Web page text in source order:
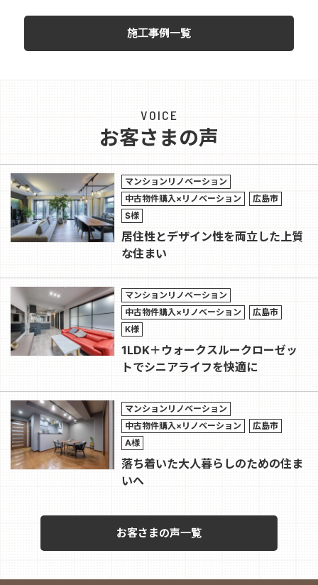
施工事例一覧
VOICE
お客さまの声
マンションリノベーション
中古物件購入×リノベーション
広島市
S様
居住性とデザイン性を両立した上質
な住まい
マンションリノベーション
中古物件購入×リノベーション
広島市
K様
1LDK＋ウォークスルークローゼッ
トでシニアライフを快適に
マンションリノベーション
中古物件購入×リノベーション
広島市
A様
落ち着いた大人暮らしのための住ま
いへ
お客さまの声一覧